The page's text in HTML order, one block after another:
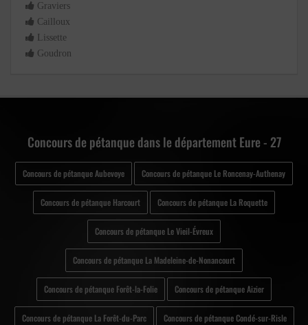
Graviers
Cailloux
Lissette
Goudron
Concours de pétanque dans le département Eure - 27
Concours de pétanque Aubevoye Concours de pétanque Le Roncenay-Authenay
Concours de pétanque Harcourt Concours de pétanque La Roquette
Concours de pétanque Le Vieil-Évreux
Concours de pétanque La Madeleine-de-Nonancourt
Concours de pétanque Forêt-la-Folie Concours de pétanque Aizier
Concours de pétanque La Forêt-du-Parc Concours de pétanque Condé-sur-Risle